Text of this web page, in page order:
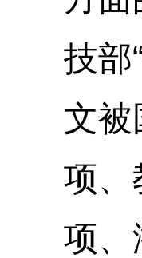
技部
文被
项、
项、